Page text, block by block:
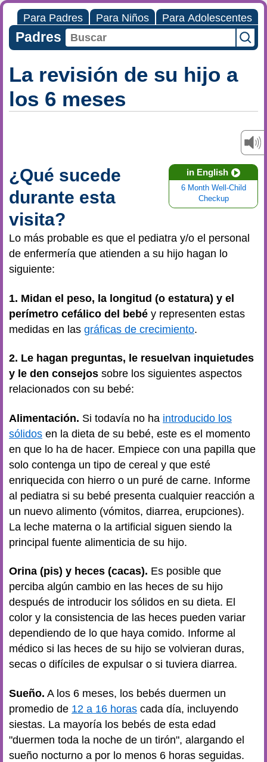
Para Padres Para Niños Para Adolescentes
Padres
La revisión de su hijo a
los 6 meses
in English
6 Month Well-Child
Checkup
¿Qué sucede
durante esta
visita?
Lo más probable es que el pediatra y/o el personal
de enfermería que atienden a su hijo hagan lo
siguiente:
1. Midan el peso, la longitud (o estatura) y el
perímetro cefálico del bebé y representen estas
medidas en las gráficas de crecimiento.
2. Le hagan preguntas, le resuelvan inquietudes
y le den consejos sobre los siguientes aspectos
relacionados con su bebé:
Alimentación. Si todavía no ha introducido los
sólidos en la dieta de su bebé, este es el momento
en que lo ha de hacer. Empiece con una papilla que
solo contenga un tipo de cereal y que esté
enriquecida con hierro o un puré de carne. Informe
al pediatra si su bebé presenta cualquier reacción a
un nuevo alimento (vómitos, diarrea, erupciones).
La leche materna o la artificial siguen siendo la
principal fuente alimenticia de su hijo.
Orina (pis) y heces (cacas). Es posible que
perciba algún cambio en las heces de su hijo
después de introducir los sólidos en su dieta. El
color y la consistencia de las heces pueden variar
dependiendo de lo que haya comido. Informe al
médico si las heces de su hijo se volvieran duras,
secas o difíciles de expulsar o si tuviera diarrea.
Sueño. A los 6 meses, los bebés duermen un
promedio de 12 a 16 horas cada día, incluyendo
siestas. La mayoría los bebés de esta edad
"duermen toda la noche de un tirón", alargando el
sueño nocturno a por lo menos 6 horas seguidas.